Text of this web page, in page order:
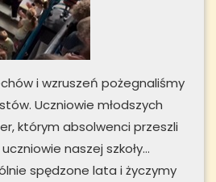
i wzruszeń pożegnaliśmy
Uczniowie młodszych
którym absolwenci przeszli
naszej szkoły…
spędzone lata i życzymy